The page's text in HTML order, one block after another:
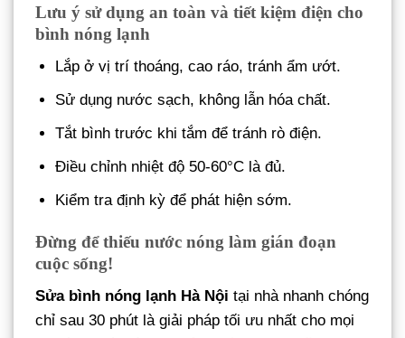
Lưu ý sử dụng an toàn và tiết kiệm điện cho
bình nóng lạnh
Lắp ở vị trí thoáng, cao ráo, tránh ẩm ướt.
Sử dụng nước sạch, không lẫn hóa chất.
Tắt bình trước khi tắm để tránh rò điện.
Điều chỉnh nhiệt độ 50-60°C là đủ.
Kiểm tra định kỳ để phát hiện sớm.
Đừng để thiếu nước nóng làm gián đoạn
cuộc sống!
Sửa bình nóng lạnh Hà Nội tại nhà nhanh chóng
chỉ sau 30 phút là giải pháp tối ưu nhất cho mọi